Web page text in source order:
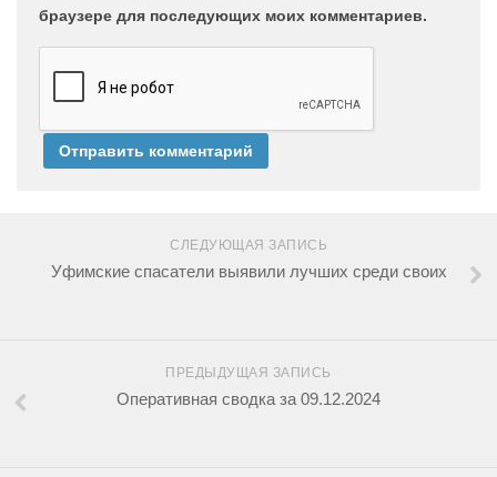
браузере для последующих моих комментариев.
СЛЕДУЮЩАЯ ЗАПИСЬ
Уфимские спасатели выявили лучших среди своих
ПРЕДЫДУЩАЯ ЗАПИСЬ
Оперативная сводка за 09.12.2024